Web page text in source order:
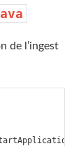
de l’ingest